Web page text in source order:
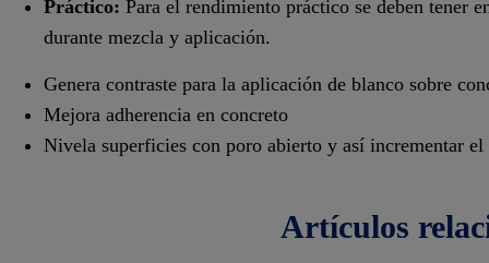
Práctico: Para el rendimiento práctico se deben tener
durante mezcla y aplicación.
Genera contraste para la aplicación de blanco sobre
Mejora adherencia en concreto
Nivela superficies con poro abierto y así incrementar
artículos